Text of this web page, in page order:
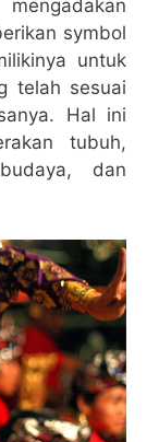
symbol
untuk
telah sesuai
Hal ini
tubuh,
dan